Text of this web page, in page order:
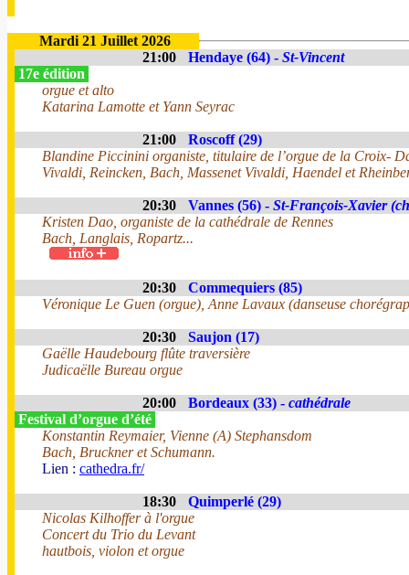
Mardi 21 Juillet 2026
21:00
Hendaye (64) - St-Vincent
17e édition
orgue et alto
Katarina Lamotte et Yann Seyrac
21:00
Roscoff (29)
Blandine Piccinini organiste, titulaire de l’orgue de la Croix-
Vivaldi, Reincken, Bach, Massenet Vivaldi, Haendel et
20:30 Vannes (56) - St-François-Xavier
Kristen Dao, organiste de la cathédrale de Rennes
Bach, Langlais, Ropartz...
20:30
Commequiers (85)
Véronique Le Guen (orgue), Anne Lavaux (danseuse
20:30
Saujon (17)
Gaëlle Haudebourg flûte traversière
Judicaëlle Bureau orgue
20:00 Bordeaux (33) - cathédrale
Festival d’orgue d’été
Konstantin Reymaier, Vienne (A) Stephansdom
Bach, Bruckner et Schumann.
Lien : cathedra.fr/
18:30
Quimperlé (29)
Nicolas Kilhoffer à l'orgue
Concert du Trio du Levant
hautbois, violon et orgue